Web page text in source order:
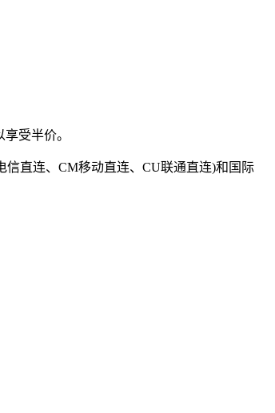
受半价。
直连、CM移动直连、CU联通直连)和国际